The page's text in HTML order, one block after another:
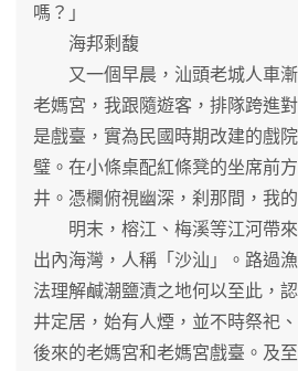
嗎？」
海邦剩馥
又一個早晨，汕頭老城人車漸
老媽宮，我跟隨遊客，排隊跨進
是戲臺，實為民國時期改建的戲
璧。在小條桌配紅條凳的坐席前
井。憑欄俯視幽深，刹那間，我
明末，榕江、梅溪等江河帶來
出內海灣，人稱「沙汕」。路過
法理解鹹潮鹽漬之地何以至此，
井定居，始有人煙，並不時祭祀
後來的老媽宮和老媽宮戲臺。及